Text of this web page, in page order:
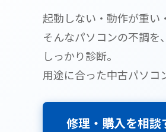
起動しない・動作が重い
そんなパソコンの不調を
しっかり診断。
用途に合った中古パソコ
修理・購入を相談